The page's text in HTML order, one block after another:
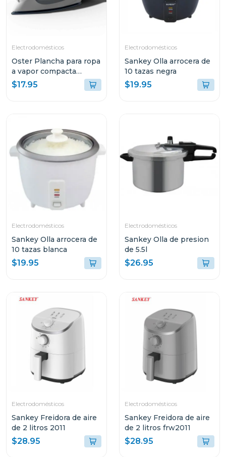
Electrodomésticos
Oster Plancha para ropa
a vapor compacta
gcstbs
$17.95
Electrodomésticos
Sankey Olla arrocera de
10 tazas negra
$19.95
Electrodomésticos
Sankey Olla arrocera de
10 tazas blanca
$19.95
Electrodomésticos
Sankey Olla de presion
de 5.5l
$26.95
Electrodomésticos
Sankey Freidora de aire
de 2 litros 2011
$28.95
Electrodomésticos
Sankey Freidora de aire
de 2 litros frw2011
$28.95